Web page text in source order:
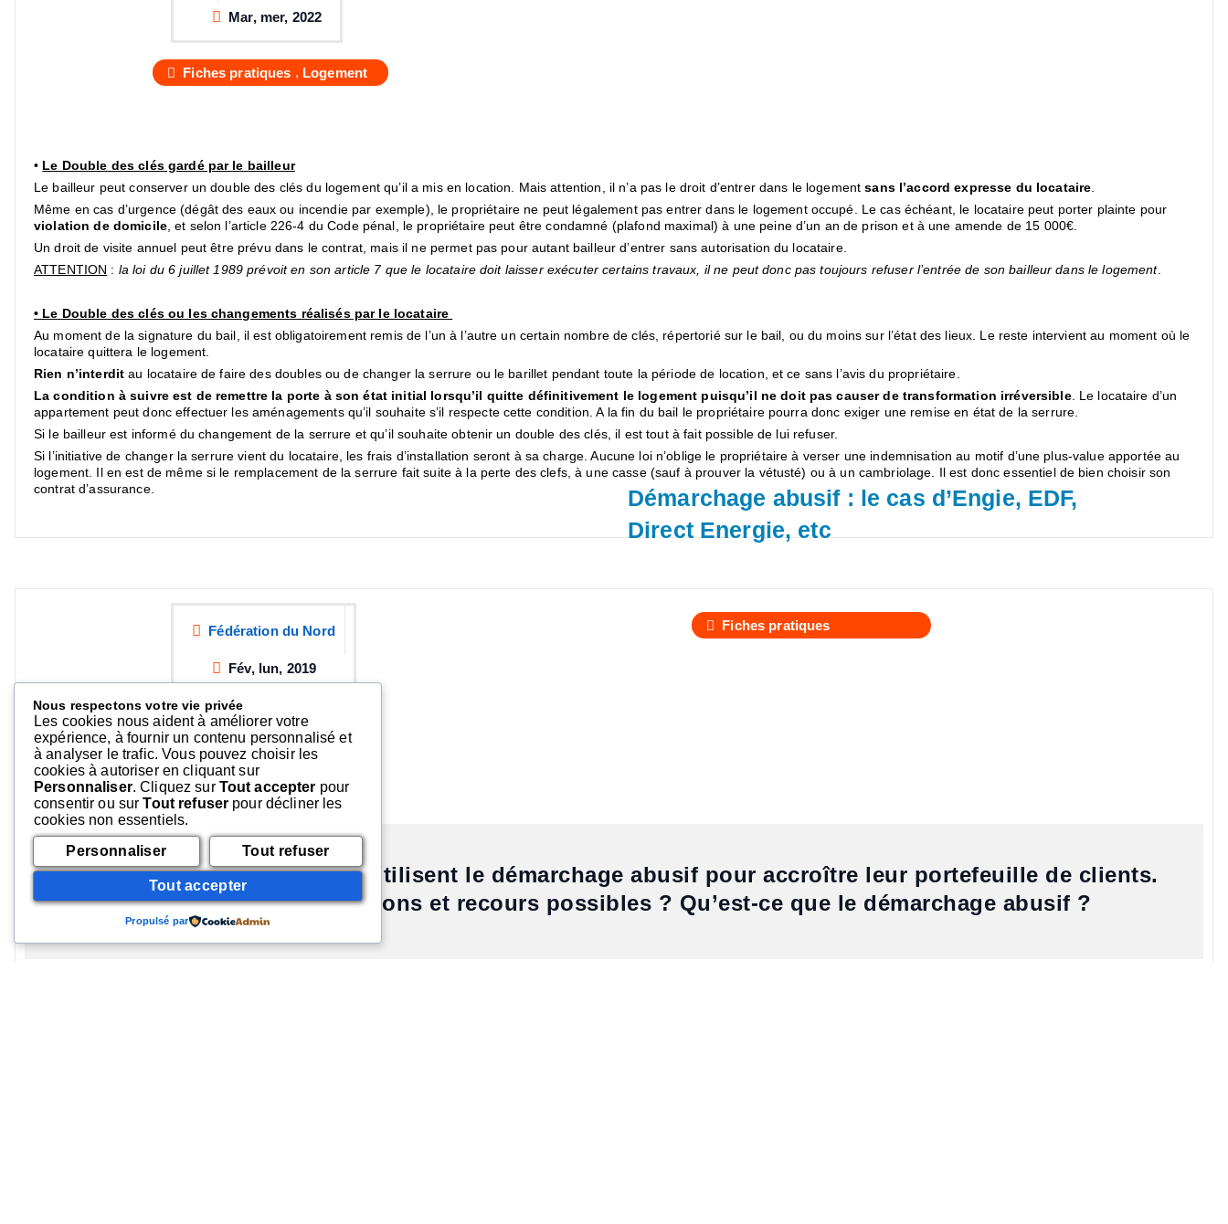
Mar, mer, 2022
Fiches pratiques , Logement
• Le Double des clés gardé par le bailleur
Le bailleur peut conserver un double des clés du logement qu’il a mis en location. Mais attention, il n’a pas le droit d’entrer dans le logementsans l’accord expresse du locataire
Même en cas d’urgence (dégât des eaux ou incendie par exemple), le propriétaire ne peut légalement pas entrer dans le logement occupé. Le cas échéant, le locataire peut porter plainte pour
violation de domicile, et selon l’article 226-4 du Code pénal, le propriétaire peut être condamné (plafond maximal) à une peine d’un an de prison et à une amende de 15 000€.
Un droit de visite annuel peut être prévu dans le contrat, mais il ne permet pas pour autant bailleur d’entrer sans autorisation du locataire.
ATTENTION : la loi du 6 juillet 1989 prévoit en son article 7 que le locataire doit laisser exécuter certains travaux, il ne peut donc pas toujours refuser l’entrée de son bailleur dans le logement.
• Le Double des clés ou les changements réalisés par le locataire
Au moment de la signature du bail, il est obligatoirement remis de l’un à l’autre un certain nombre de clés, répertorié sur le bail, ou du moins sur l’état des lieux. Le reste intervient au moment où le
locataire quittera le logement.
Rien n’interdit au locataire de faire des doubles ou de changer la serrure ou le barillet pendant toute la période de location, et ce sans l’avis du propriétaire.
La condition à suivre est de remettre la porte à son état initial lorsqu’il quitte définitivement le logement puisqu’il ne doit pas causer de transformation irréversible. Le locataire d’un
appartement peut donc effectuer les aménagements qu’il souhaite s’il respecte cette condition. A la fin du bail le propriétaire pourra donc exiger une remise en état de la serrure.
Si le bailleur est informé du changement de la serrure et qu’il souhaite obtenir un double des clés, il est tout à fait possible de lui refuser.
Si l’initiative de changer la serrure vient du locataire, les frais d’installation seront à sa charge. Aucune loi n’oblige le propriétaire à verser une indemnisation au motif d’une plus-value apportée au
logement. Il en est de même si le remplacement de la serrure fait suite à la perte des clefs, à une casse (sauf à prouver la vétusté) ou à un cambriolage. Il est donc essentiel de bien choisir son
contrat d’assurance.
Fédération du Nord
Fév, lun, 2019
Fiches pratiques
Démarchage abusif : le cas d’Engie, EDF,
Direct Energie, etc
Les fournisseurs d’énergie utilisent le démarchage abusif pour accroître leur portefeuille de clients.
Quelles sont les solutions et recours possibles ? Qu’est-ce que le démarchage abusif ?
Nous respectons votre vie privée
Les cookies nous aident à améliorer votre
expérience, à fournir un contenu personnalisé et
à analyser le trafic. Vous pouvez choisir les
cookies à autoriser en cliquant sur
Personnaliser. Cliquez sur Tout accepter pour
consentir ou surTout refuser pour décliner les
cookies non essentiels.
Personnaliser
Tout refuser
Tout accepter
Propulsé par